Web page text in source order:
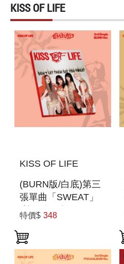
KISS OF LIFE
KISS OF LIFE
(BURN版/白底)第三
張單曲「SWEAT」
(韓國進口版)
特價$ 348